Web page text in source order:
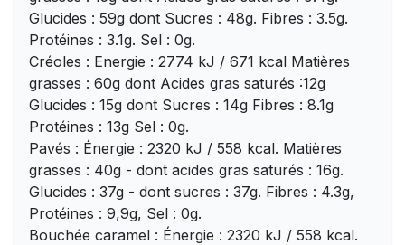
Glucides : 59g dont Sucres : 48g. Fibres : 3.5g.
Protéines : 3.1g. Sel : 0g.
Créoles : Energie : 2774 kJ / 671 kcal Matières
grasses : 60g dont Acides gras saturés :12g
Glucides : 15g dont Sucres : 14g Fibres : 8.1g
Protéines : 13g Sel : 0g.
Pavés : Énergie : 2320 kJ / 558 kcal. Matières
grasses : 40g - dont acides gras saturés : 16g.
Glucides : 37g - dont sucres : 37g. Fibres : 4.3g,
Protéines : 9,9g, Sel : 0g.
Bouchée caramel : Énergie : 2320 kJ / 558 kcal.